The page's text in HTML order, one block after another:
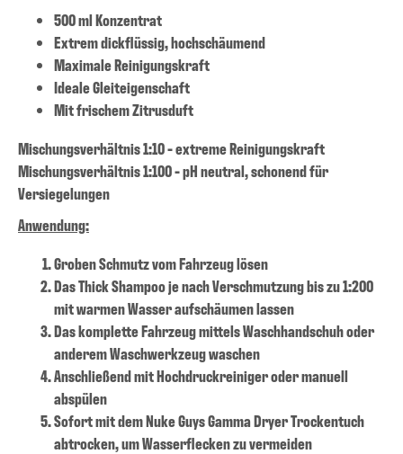
500 ml Konzentrat
Extrem dickflüssig, hochschäumend
Maximale Reinigungskraft
Ideale Gleiteigenschaft
Mit frischem Zitrusduft
Mischungsverhältnis 1:10 - extreme Reinigungskraft
Mischungsverhältnis 1:100 - pH neutral, schonend für
Versiegelungen
Anwendung:
Groben Schmutz vom Fahrzeug lösen
Das Thick Shampoo je nach Verschmutzung bis zu 1:200
mit warmen Wasser aufschäumen lassen
Das komplette Fahrzeug mittels Waschhandschuh oder
anderem Waschwerkzeug waschen
Anschließend mit Hochdruckreiniger oder manuell
abspülen
Sofort mit dem Nuke Guys Gamma Dryer Trockentuch
abtrocken, um Wasserflecken zu vermeiden